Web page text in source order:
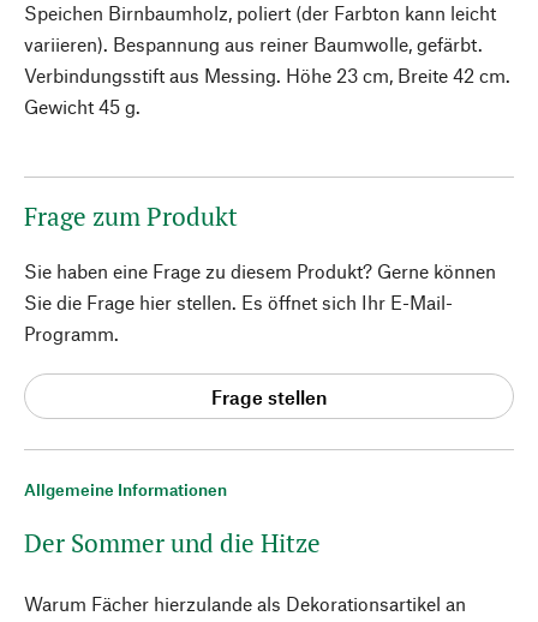
Allgemeine Informationen
Der Sommer und die Hitze
Warum Fächer hierzulande als Dekorationsartikel an
Speichen Birnbaumholz, poliert (der Farbton kann leicht
variieren). Bespannung aus reiner Baumwolle, gefärbt.
Verbindungsstift aus Messing. Höhe 23 cm, Breite 42 cm.
Gewicht 45 g.
Frage zum Produkt
Sie haben eine Frage zu diesem Produkt? Gerne können
Sie die Frage hier stellen. Es öffnet sich Ihr E-Mail-
Programm.
Frage stellen